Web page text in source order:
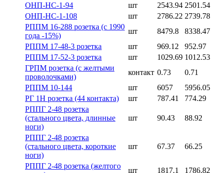
ОНП-НС-1-94
шт 2543.94 2501.54
ОНП-НС-1-108
шт 2786.22 2739.78
РППМ 16-288 розетка (с 1990
года -15%)
шт 8479.8
8338.47
РППМ 17-48-3 розетка
шт 969.12
952.97
РППМ 17-52-3 розетка
шт 1029.69 1012.53
ГРПМ розетка (с желтыми
проволочками)
контакт 0.73
0.71
РППМ 10-144
шт 6057
5956.05
РГ 1Н розетка (44 контакта)
шт 787.41
774.29
РППГ 2-48 розетка
(стального цвета, длинные
ноги)
шт 90.43 88.92
РППГ 2-48 розетка
(стального цвета, короткие
ноги)
шт 67.37 66.25
РППГ 2-48 розетка (желтого
шт 1817.1 1786.82